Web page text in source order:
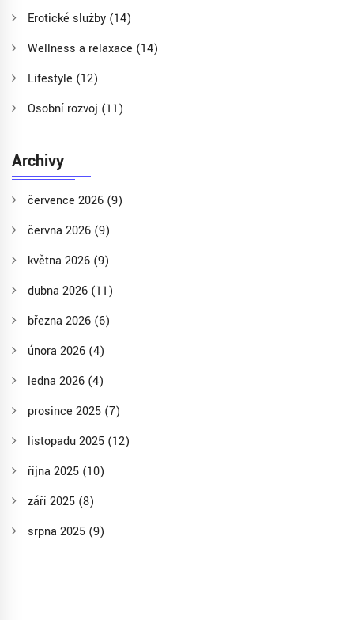
Erotické služby (14)
Wellness a relaxace (14)
Lifestyle (12)
Osobní rozvoj (11)
Archivy
července 2026 (9)
června 2026 (9)
května 2026 (9)
dubna 2026 (11)
března 2026 (6)
února 2026 (4)
ledna 2026 (4)
prosince 2025 (7)
listopadu 2025 (12)
října 2025 (10)
září 2025 (8)
srpna 2025 (9)